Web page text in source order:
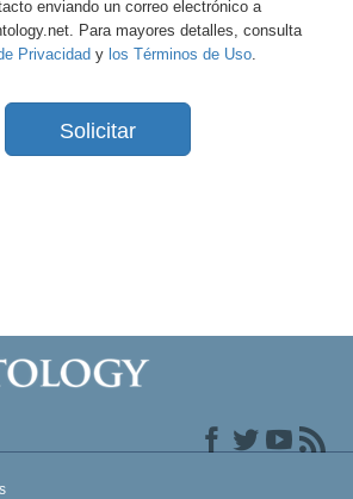
enviando un correo electrónico a
Para mayores detalles, consulta
Privacidad y los Términos de Uso.
Solicitar